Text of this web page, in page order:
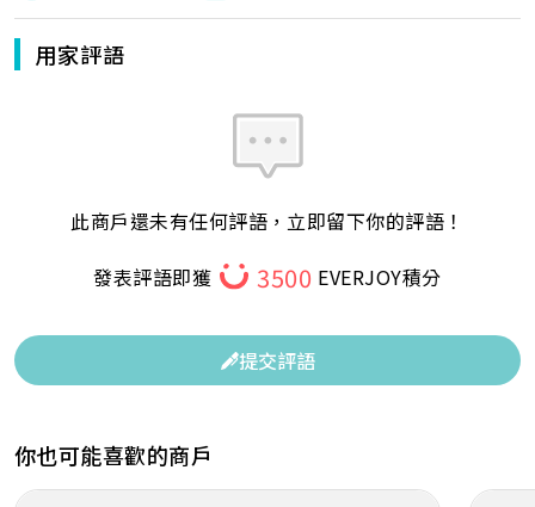
用家評語
此商戶還未有任何評語，立即留下你的評語！
發表評語即獲
3500 EVERJOY積分
提交評語
你也可能喜歡的商戶